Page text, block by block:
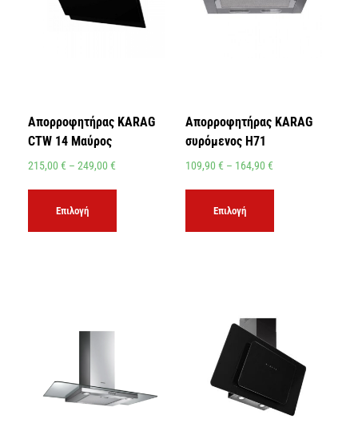
Απορροφητήρας KARAG
CTW 14 Μαύρος
215,00 € – 249,00 €
Επιλογή
Απορροφητήρας KARAG
συρόμενος H71
109,90 € – 164,90 €
Επιλογή